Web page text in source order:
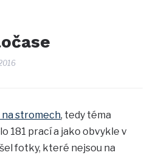
na stromech, tedy téma
181 prací a jako obvykle v
fotky, které nejsou na